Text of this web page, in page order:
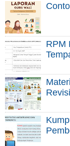
RPM